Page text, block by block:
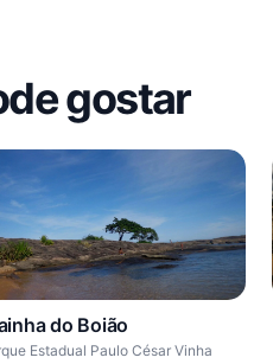
gostar
do Boião
Estadual Paulo César Vinha